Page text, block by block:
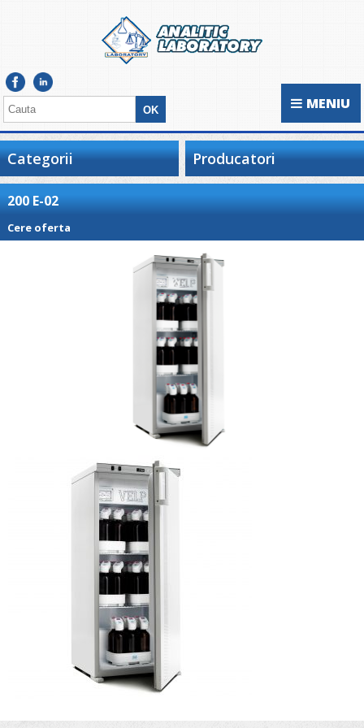
MENIU
Categorii Producatori
200 E-02
Cere oferta